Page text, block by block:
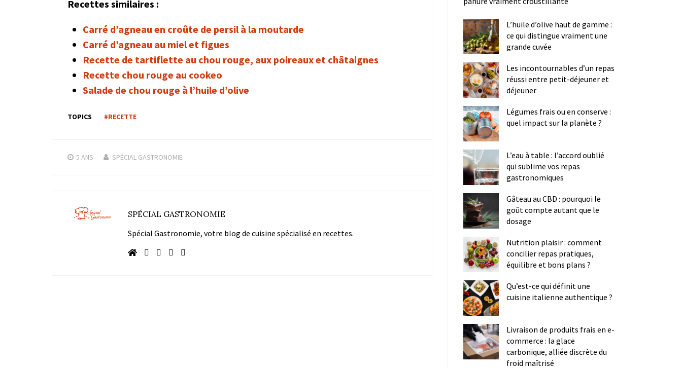
Recettes similaires :
Carré d’agneau en croûte de persil à la moutarde
Carré d’agneau au miel et figues
Recette de tartiflette au chou rouge, aux poireaux et châtaignes
Recette chou rouge au cookeo
Salade de chou rouge à l’huile d’olive
TOPICS #RECETTE
5 ANS SPÉCIAL GASTRONOMIE
SPÉCIAL GASTRONOMIE
Spécial Gastronomie, votre blog de cuisine spécialisé en recettes.
L’huile d’olive haut de gamme :
ce qui distingue vraiment une
grande cuvée
Les incontournables d’un repas
réussi entre petit-déjeuner et
déjeuner
Légumes frais ou en conserve :
quel impact sur la planète ?
L’eau à table : l’accord oublié
qui sublime vos repas
gastronomiques
Gâteau au CBD : pourquoi le
goût compte autant que le
dosage
Nutrition plaisir : comment
concilier repas pratiques,
équilibre et bons plans ?
Qu’est-ce qui définit une
cuisine italienne authentique ?
Livraison de produits frais en e-
commerce : la glace
carbonique, alliée discrète du
froid maîtrisé